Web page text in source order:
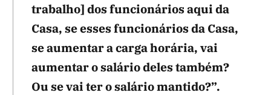
trabalho] dos funcionários aqui da
Casa, se esses funcionários da Casa,
se aumentar a carga horária, vai
aumentar o salário deles também?
Ou se vai ter o salário mantido?”.